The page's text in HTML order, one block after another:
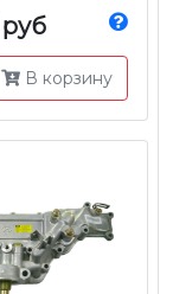
В корзину